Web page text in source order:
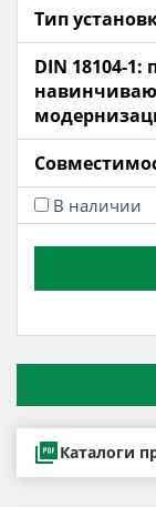
Тип
DIN 18104-
В наличии
Каталоги